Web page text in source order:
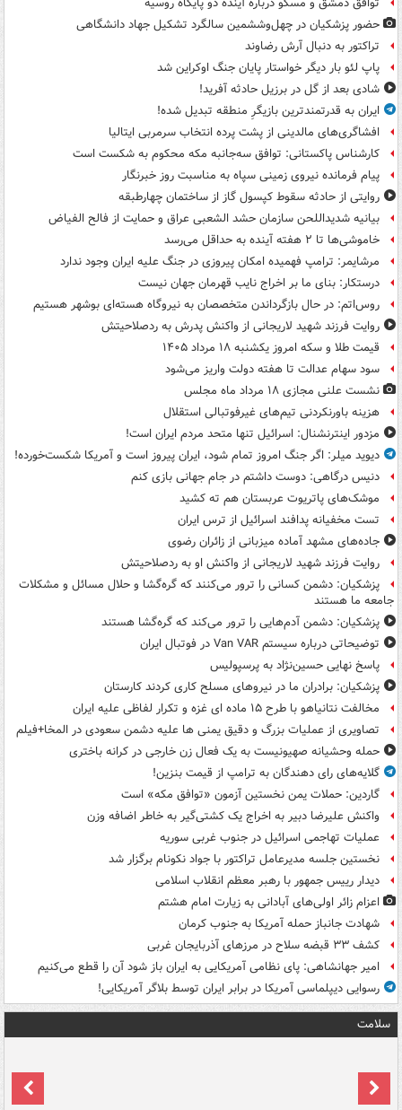
حضور پزشکیان در چهل‌وششمین سالگرد تشکیل جهاد دانشگاهی
تراکتور به دنبال آرش رضاوند
پاپ لئو بار دیگر خواستار پایان جنگ اوکراین شد
شادی بعد از گل در برزیل حادثه آفرید!
ایران به قدرتمندترین بازیگرِ منطقه تبدیل شده!
افشاگری‌های مالدینی از پشت پرده انتخاب سرمربی ایتالیا
کارشناس پاکستانی: توافق سه‌جانبه مکه محکوم به شکست است
پیام فرمانده نیروی زمینی سپاه به مناسبت روز خبرنگار
روایتی از حادثه سقوط کپسول گاز از ساختمان چهارطبقه
بیانیه شدیداللحن سازمان حشد الشعبی عراق و حمایت از فالح الفیاض
خاموشی‌ها تا ۲ هفته آینده به حداقل می‌رسد
مرشایمر: ترامپ فهمیده امکان پیروزی در جنگ علیه ایران وجود ندارد
درستکار: بنای ما بر اخراج نایب قهرمان جهان نیست
روس‌اتم: در حال بازگرداندن متخصصان به نیروگاه هسته‌ای بوشهر هستیم
روایت فرزند شهید لاریجانی از واکنش پدرش به ردصلاحیتش
قیمت طلا و سکه امروز یکشنبه ۱۸ مرداد ۱۴۰۵
سود سهام عدالت تا هفته دولت واریز می‌شود
نشست علنی مجازی ۱۸ مرداد ماه مجلس
هزینه باورنکردنی تیم‌های غیرفوتبالی استقلال
مزدور اینترنشنال: اسرائیل تنها متحد مردم ایران است!
دیوید میلر: اگر جنگ امروز تمام شود، ایران پیروز است و آمریکا شکست‌خورده!
دنیس درگاهی: دوست داشتم در جام جهانی بازی کنم
موشک‌های پاتریوت عربستان هم ته‌ کشید
تست مخفیانه پدافند اسرائیل از ترس ایران
جاده‌های مشهد آماده میزبانی از زائران رضوی
روایت فرزند شهید لاریجانی از واکنش او به ردصلاحیتش
پزشکیان: دشمن کسانی را ترور می‌کنند که گره‌گشا و حلال مسائل و مشکلات
جامعه ما هستند
پزشکیان: دشمن آدم‌هایی را ترور می‌کند که گره‌گشا هستند
توضیحاتی درباره سیستم Van VAR در فوتبال ایران
پاسخ نهایی حسین‌نژاد به پرسپولیس
پزشکیان: برادران ما در نیروهای مسلح کاری کردند کارستان
مخالفت نتانیاهو با طرح ۱۵ ماده ای غزه و تکرار لفاظی علیه ایران
تصاویری از عملیات بزرگ و دقیق یمنی ها علیه دشمن سعودی در المخا+فیلم
حمله وحشیانه صهیونیست به یک فعال زن خارجی در کرانه باختری
گلایه‌های رای دهندگان به ترامپ از قیمت بنزین!
گاردین: حملات یمن نخستین آزمون «توافق مکه» است
واکنش علیرضا دبیر به اخراج یک کشتی‌گیر به خاطر اضافه وزن
عملیات تهاجمی اسرائیل در جنوب غربی سوریه
نخستین جلسه مدیرعامل تراکتور با جواد نکونام برگزار شد
دیدار رییس جمهور با رهبر معظم انقلاب اسلامی
اعزام زائر اولی‌های آبادانی به زیارت امام هشتم
شهادت جانباز حمله آمریکا به جنوب کرمان
کشف ۳۳ قبضه سلاح در مرزهای آذربایجان غربی
امیر جهانشاهی: پای نظامی آمریکایی به ایران باز شود آن را قطع می‌کنیم
رسوایی دیپلماسی آمریکا در برابر ایران توسط بلاگر آمریکایی!
سلامت